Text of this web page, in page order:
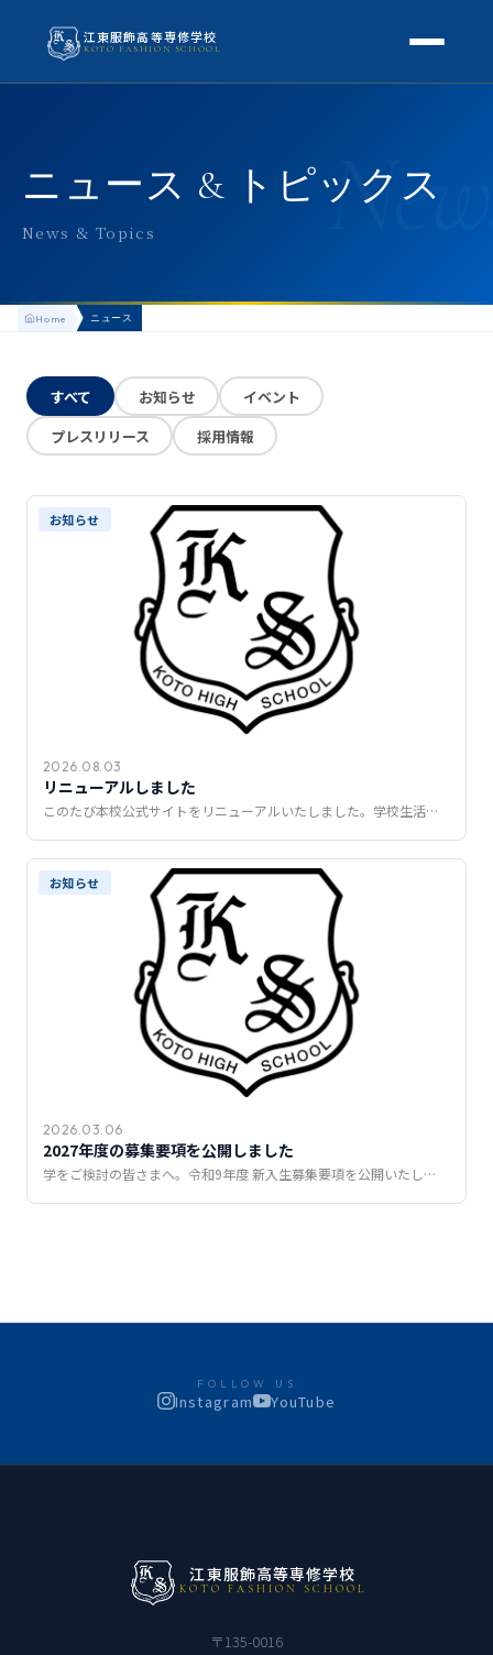
江東服飾高等専修学校
KOTO FASHION SCHOOL
アクセス
よくある質問
スクールライフ
生徒の1日
KOTO COLLECTION
卒業生インタビュー
募集要項
学費・助成金
推薦制度
転入学・編入学
オープンキャンパス
ニュース & トピックス
News & Topics
Home ニュース
すべて お知らせ
イベント
プレスリリース
採用情報
お知らせ
2026.08.03
リニューアルしました
このたび本校公式サイトをリニューアルいたしました。学校生活…
お知らせ
2026.03.06
2027年度の募集要項を公開しました
学をご検討の皆さまへ。令和9年度 新入生募集要項を公開いたし…
FOLLOW US
Instagram YouTube
江東服飾高等専修学校
KOTO FASHION SCHOOL
〒135-0016